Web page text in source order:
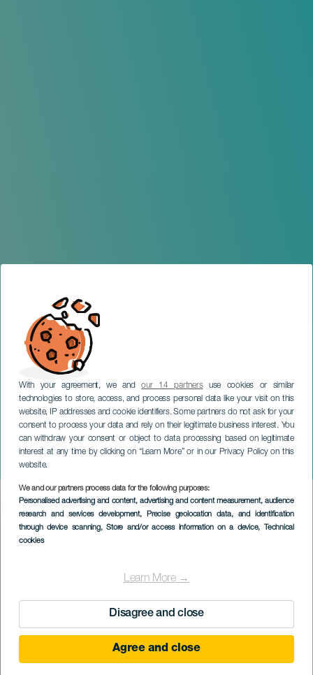
With your agreement, we andour 14 partnersuse cookies or similar
technologies to store, access, and process personal data like your visit on this
website, IP addresses and cookie identifiers. Some partners do not ask for your
consent to process your data and rely on their legitimate business interest. You
can withdraw your consent or object to data processing based on legitimate
interest at any time by clicking on “Learn More” or in our Privacy Policy on this
website.
We and our partners process data for the following purposes:
Personalised advertising and content, advertising and content measurement, audience
research and services development, Precise geolocation data, and identification
through device scanning, Store and/or access information on a device, Technical
cookies
Learn More →
Disagree and close
Agree and close
Ñengo Flow
GRAN CANARIA
Imagen
Listado